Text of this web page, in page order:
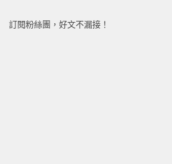
訂閱粉絲團，好文不漏接！